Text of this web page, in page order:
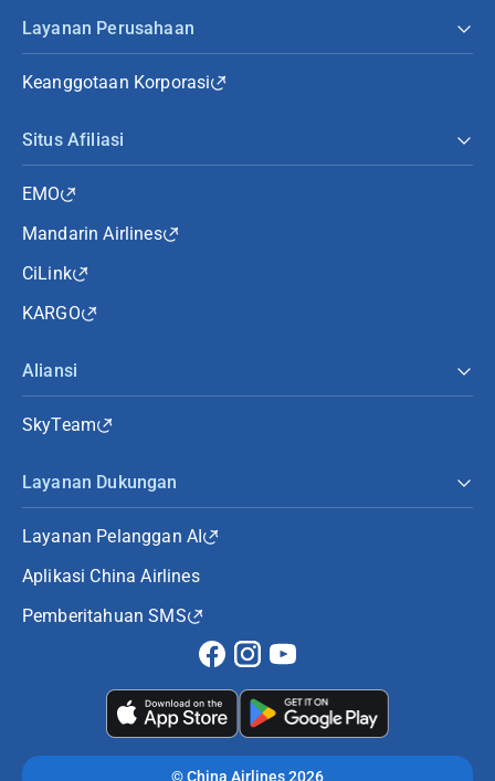
Layanan Perusahaan
Keanggotaan Korporasi
Situs Afiliasi
EMO
Mandarin Airlines
CiLink
KARGO
Aliansi
SkyTeam
Layanan Dukungan
Layanan Pelanggan AI
Aplikasi China Airlines
Pemberitahuan SMS
©China Airlines 2026